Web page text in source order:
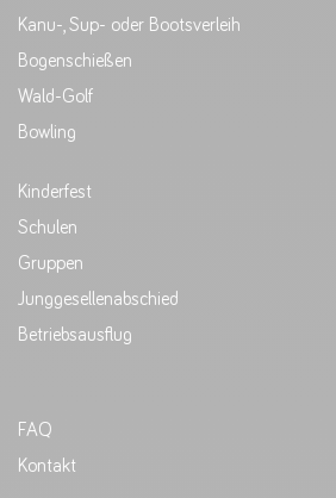
Kanu-, Sup- oder Bootsverleih
Bogenschießen
Wald-Golf
Bowling
Kinderfest
Schulen
Gruppen
Junggesellenabschied
Betriebsausflug
FAQ
Kontakt